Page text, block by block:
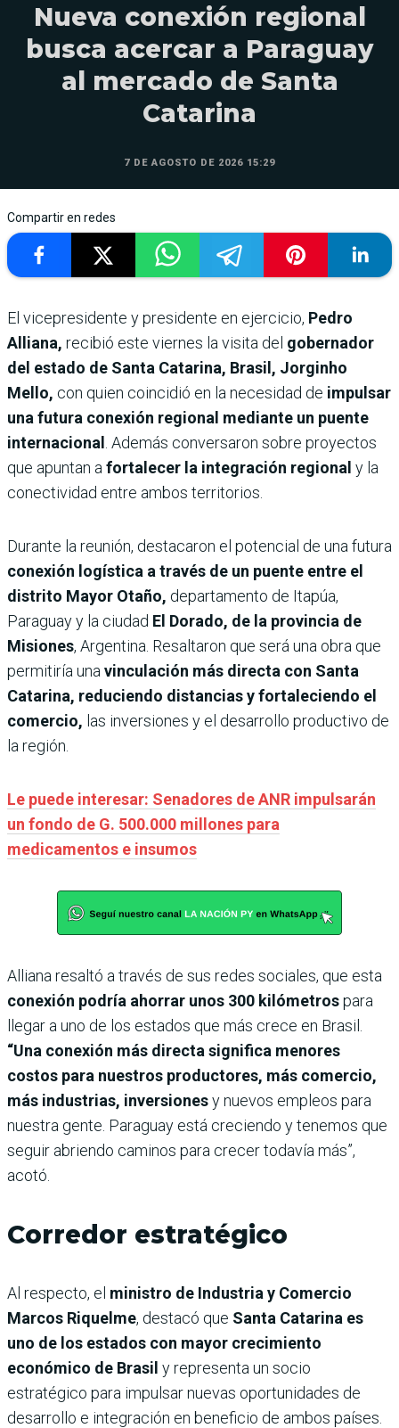
Nueva conexión regional
busca acercar a Paraguay
al mercado de Santa
Catarina
7 DE AGOSTO DE 2026 15:29
Compartir en redes
El vicepresidente y presidente en ejercicio, Pedro
Alliana, recibió este viernes la visita del gobernador
del estado de Santa Catarina, Brasil, Jorginho
Mello, con quien coincidió en la necesidad de impulsar
una futura conexión regional mediante un puente
internacional . Además conversaron sobre proyectos
que apuntan a fortalecer la integración regional y la
conectividad entre ambos territorios.
Durante la reunión, destacaron el potencial de una futura
conexión logística a través de un puente entre el
distrito Mayor Otaño, departamento de Itapúa,
Paraguay y la ciudad El Dorado, de la provincia de
Misiones, Argentina. Resaltaron que será una obra que
permitiría una vinculación más directa con Santa
Catarina, reduciendo distancias y fortaleciendo el
comercio, las inversiones y el desarrollo productivo de
la región.
Le puede interesar: Senadores de ANR impulsarán
un fondo de G. 500.000 millones para
medicamentos e insumos
Alliana resaltó a través de sus redes sociales, que esta
conexión podría ahorrar unos 300 kilómetrospara
llegar a uno de los estados que más crece en Brasil.
“Una conexión más directa significa menores
costos para nuestros productores, más comercio,
más industrias, inversionesy nuevos empleos para
nuestra gente. Paraguay está creciendo y tenemos que
seguir abriendo caminos para crecer todavía más”,
acotó.
Corredor estratégico
Al respecto, el ministro de Industria y Comercio
Marcos Riquelme, destacó que Santa Catarina es
uno de los estados con mayor crecimiento
económico de Brasil y representa un socio
estratégico para impulsar nuevas oportunidades de
desarrollo e integración en beneficio de ambos países.